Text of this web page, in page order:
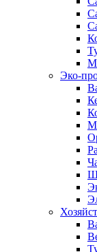
Эко-